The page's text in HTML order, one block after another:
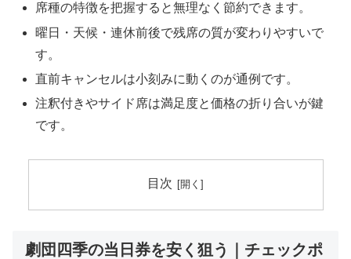
席種の特徴を把握すると無理なく節約できます。
曜日・天候・連休前後で残席の質が変わりやすいで
す。
直前キャンセルは小刻みに動くのが通例です。
注釈付きやサイド席は満足度と価格の折り合いが鍵
です。
目次
劇団四季の当日券を安く狙う｜チェックポ